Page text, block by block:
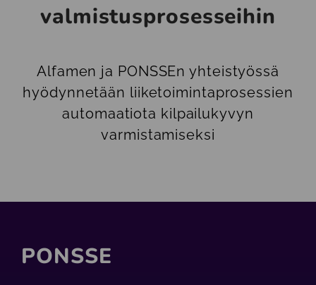
valmistus­prosesseihin
Alfamen ja PONSSEn yhteistyössä
hyödynnetään liiketoimintaprosessien
automaatiota kilpailukyvyn
varmistamiseksi
PONSSE